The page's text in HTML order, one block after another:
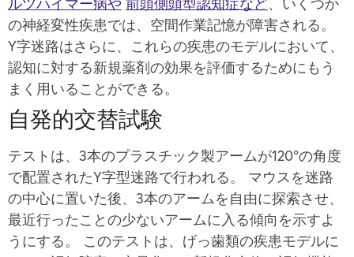
の神経変性疾患では、空間作業記憶が障害される。
Y字迷路はさらに、これらの疾患のモデルにおいて、
認知に対する新規薬剤の効果を評価するためにもう
まく用いることができる。
自発的交替試験
テストは、3本のプラスチック製アームが120°の角度
で配置されたY字型迷路で行われる。 マウスを迷路
の中心に置いた後、3本のアームを自由に探索させ、
最近行ったことの少ないアームに入る傾向を示すよ
うにする。 このテストは、げっ歯類の疾患モデルに